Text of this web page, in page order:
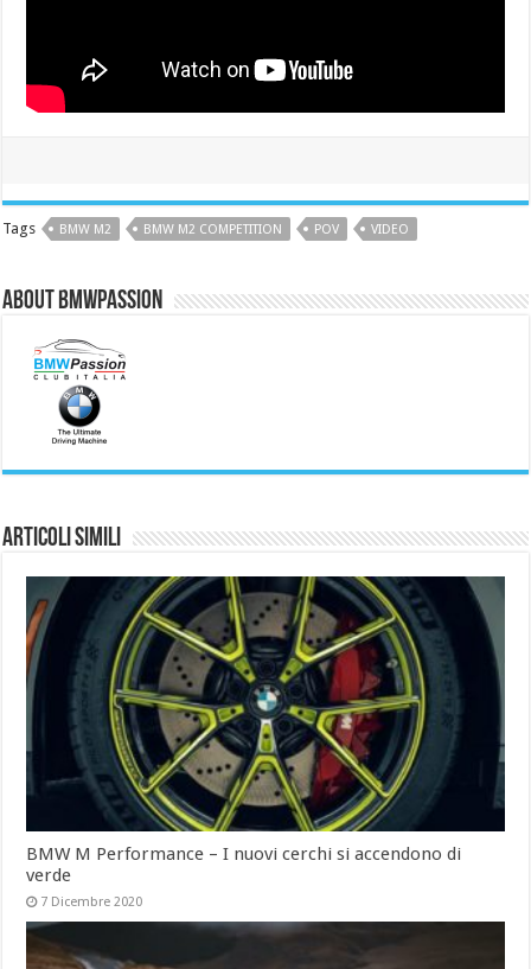
Tags BMW M2 BMW M2 COMPETITION POV VIDEO
About BMWPassion
Articoli simili
BMW M Performance – I nuovi cerchi si accendono di
verde
7 Dicembre 2020